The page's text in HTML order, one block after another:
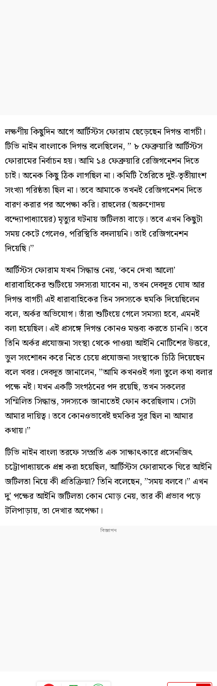
লক্ষণীয় কিছুদিন আগে আর্টিস্টস ফোরাম ছেড়েছেন দিগন্ত বাগচী।
টিভি নাইন বাংলাকে দিগন্ত বলেছিলেন, ” ৮ ফেব্রুয়ারি আর্টিস্টস
ফোরামের নির্বাচন হয়। আমি ১৪ ফেব্রুয়ারি রেজিগনেশন দিতে
চাই। অনেক কিছু ঠিক লাগছিল না। কমিটি তৈরিতে দুই-তৃতীয়াংশ
সংখ‍্যা গরিষ্ঠতা ছিল না। তবে আমাকে তখনই রেজিগনেশন দিতে
বারণ করার পর অপেক্ষা করি। রাহুলের (অরুণোদয়
বন্দ‍্যোপাধ‍্যায়ের) মৃত‍্যুর ঘটনায় জটিলতা বাড়ে। তবে এখন কিছুটা
সময় কেটে গেলেও, পরিস্থিতি বদলায়নি। তাই রেজিগনেশন
দিয়েছি।’’
আর্টিস্টস ফোরাম যখন সিদ্ধান্ত নেয়, ‘কনে দেখা আলো’
ধারাবাহিকের শুটিংয়ে সদস্যরা যাবেন না, তখন দেবদূত ঘোষ আর
দিগন্ত বাগচী এই ধারাবাহিকের তিন সদস্যকে হুমকি দিয়েছিলেন
বলে, অর্কর অভিযোগ। তাঁরা শুটিংয়ে গেলে সমস্যা হবে, এমনই
বলা হয়েছিল। এই প্রসঙ্গে দিগন্ত কোনও মন্তব্য করতে চাননি। তবে
তিনি অর্কর প্রযোজনা সংস্থা থেকে পাওয়া আইনি নোটিশের উত্তরে,
ভুল সংশোধন করে নিতে চেয়ে প্রযোজনা সংস্থাকে চিঠি দিয়েছেন
বলে খবর। দেবদূত জানালেন, ”আমি কখনওই গলা তুলে কথা বলার
পক্ষে নই। যখন একটি সংগঠনের পদ রয়েছি, তখন সকলের
সম্মিলিত সিদ্ধান্ত, সদস্যকে জানাতেই ফোন করেছিলাম। সেটা
আমার দায়িত্ব। তবে কোনওভাবেই হুমকির সুর ছিল না আমার
কথায়।”
টিভি নাইন বাংলা তরফে সম্প্রতি এক সাক্ষাত্‍কারে প্রসেনজিত্‍
চট্টোপাধ্যায়কে প্রশ্ন করা হয়েছিল, আর্টিস্টস ফোরামকে ঘিরে আইনি
জটিলতা নিয়ে কী প্রতিক্রিয়া? তিনি বলেছেন, ”সময় বলবে।” এখন
দু’ পক্ষের আইনি জটিলতা কোন মোড় নেয়, তার কী প্রভাব পড়ে
টলিপাড়ায়, তা দেখার অপেক্ষা।